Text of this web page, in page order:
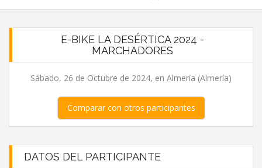
E-BIKE LA DESÉRTICA 2024 -
MARCHADORES
Sábado, 26 de Octubre de 2024, en Almería (Almería)
Comparar con otros participantes
DATOS DEL PARTICIPANTE